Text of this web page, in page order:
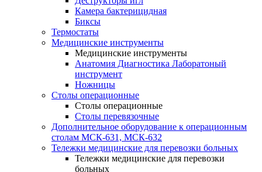
Камера бактерицидная
Биксы
Термостаты
Медицинские инструменты
Медицинские инструменты
Анатомия Диагностика Лаборатоный
инструмент
Ножницы
Столы операционные
Столы операционные
Столы перевязочные
Дополнительное оборудование к операционным
столам МСК-631, МСК-632
Тележки медицинские для перевозки больных
Тележки медицинские для перевозки
больных